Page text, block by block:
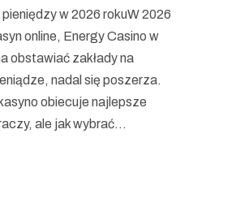
w 2026 rokuW 2026
online, Energy Casino w
obstawiać zakłady na
nadal się poszerza.
obiecuje najlepsze
ale jak wybrać...